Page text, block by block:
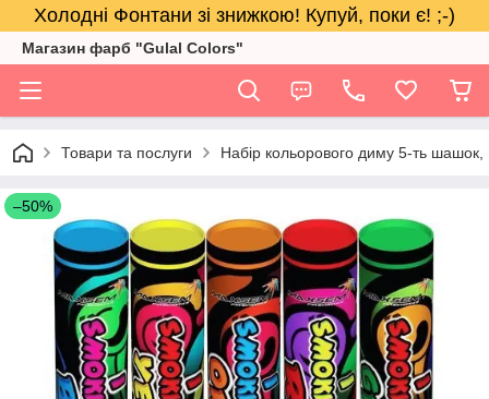
Холодні Фонтани зі знижкою! Купуй, поки є! ;-)
Магазин фарб "Gulal Colors"
Товари та послуги Набір кольорового диму 5-ть
–50%